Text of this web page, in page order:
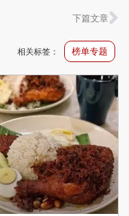
下篇文章
相关标签： 榜单专题